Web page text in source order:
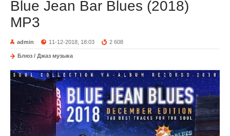
Blue Jean Bar Blues (2018)
MP3
admin 11-12-2018, 18:03 2 608
Блюз / Джаз музыка